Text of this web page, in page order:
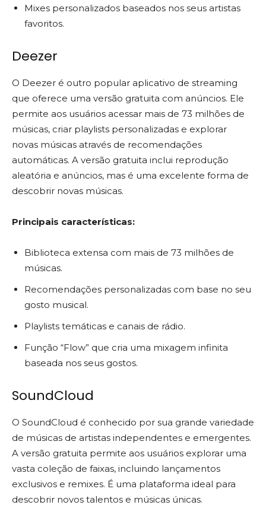
Mixes personalizados baseados nos seus artistas
favoritos.
Deezer
O Deezer é outro popular aplicativo de streaming
que oferece uma versão gratuita com anúncios. Ele
permite aos usuários acessar mais de 73 milhões de
músicas, criar playlists personalizadas e explorar
novas músicas através de recomendações
automáticas. A versão gratuita inclui reprodução
aleatória e anúncios, mas é uma excelente forma de
descobrir novas músicas.
Principais características:
Biblioteca extensa com mais de 73 milhões de
músicas.
Recomendações personalizadas com base no seu
gosto musical.
Playlists temáticas e canais de rádio.
Função “Flow” que cria uma mixagem infinita
baseada nos seus gostos.
SoundCloud
O SoundCloud é conhecido por sua grande variedade
de músicas de artistas independentes e emergentes.
A versão gratuita permite aos usuários explorar uma
vasta coleção de faixas, incluindo lançamentos
exclusivos e remixes. É uma plataforma ideal para
descobrir novos talentos e músicas únicas.